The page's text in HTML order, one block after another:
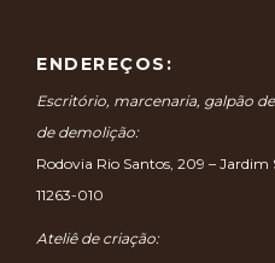
ENDEREÇOS:
Escritório, marcenaria, galpão
de demolição:
Rodovia Rio Santos, 209 – Jardim